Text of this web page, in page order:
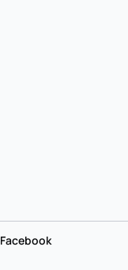
Facebook